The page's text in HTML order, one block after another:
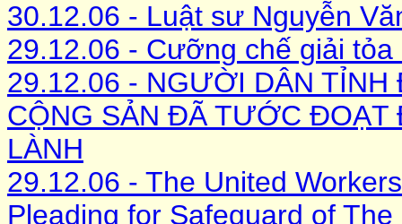
30.12.06 - Luật sư Nguyễn
29.12.06 - Cưỡng chế giải
29.12.06 - NGƯỜI DÂN
CỘNG SẢN ĐÃ TƯỚC ĐOẠT
LÀNH
29.12.06 - The United
Pleading for Safeguard of